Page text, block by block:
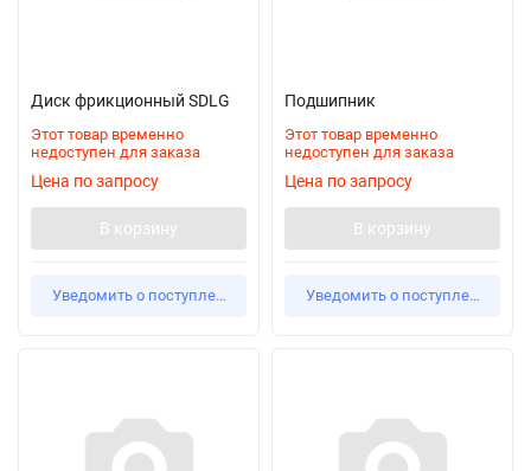
Диск фрикционный SDLG
Этот товар временно
недоступен для заказа
Цена по запросу
В корзину
Уведомить о поступлении
Подшипник
Этот товар временно
недоступен для заказа
Цена по запросу
В корзину
Уведомить о поступлении